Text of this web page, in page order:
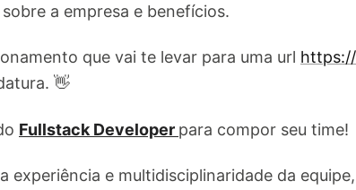
a empresa e benefícios.
que vai te levar para uma url
👋
Fullstack Developer para compor seu time!
experiência e multidisciplinaridade da